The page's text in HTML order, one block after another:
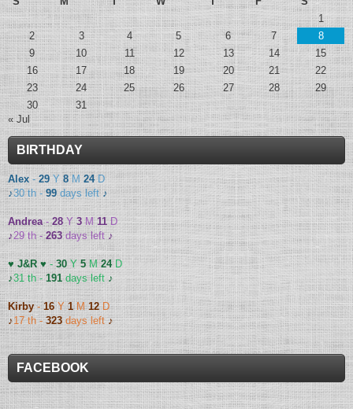
1
2
3 4 5 6 7
8
9
10 11 12 13 14
15
16
17 18 19 20 21
22
23
24 25 26 27 28
29
30
31
« Jul
BIRTHDAY
Alex-29Y8M24D
♪30 th -99days left♪
Andrea-28Y3M11D
♪29 th -263days left♪
♥ J&R ♥-30 Y5M24D
♪31 th -191days left♪
Kirby-16Y1M12D
♪17 th -323days left♪
FACEBOOK